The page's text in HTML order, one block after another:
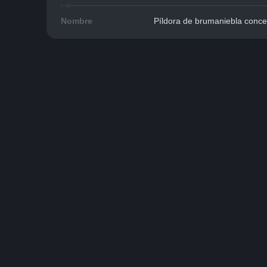
Nombre Píldora de brumaniebla